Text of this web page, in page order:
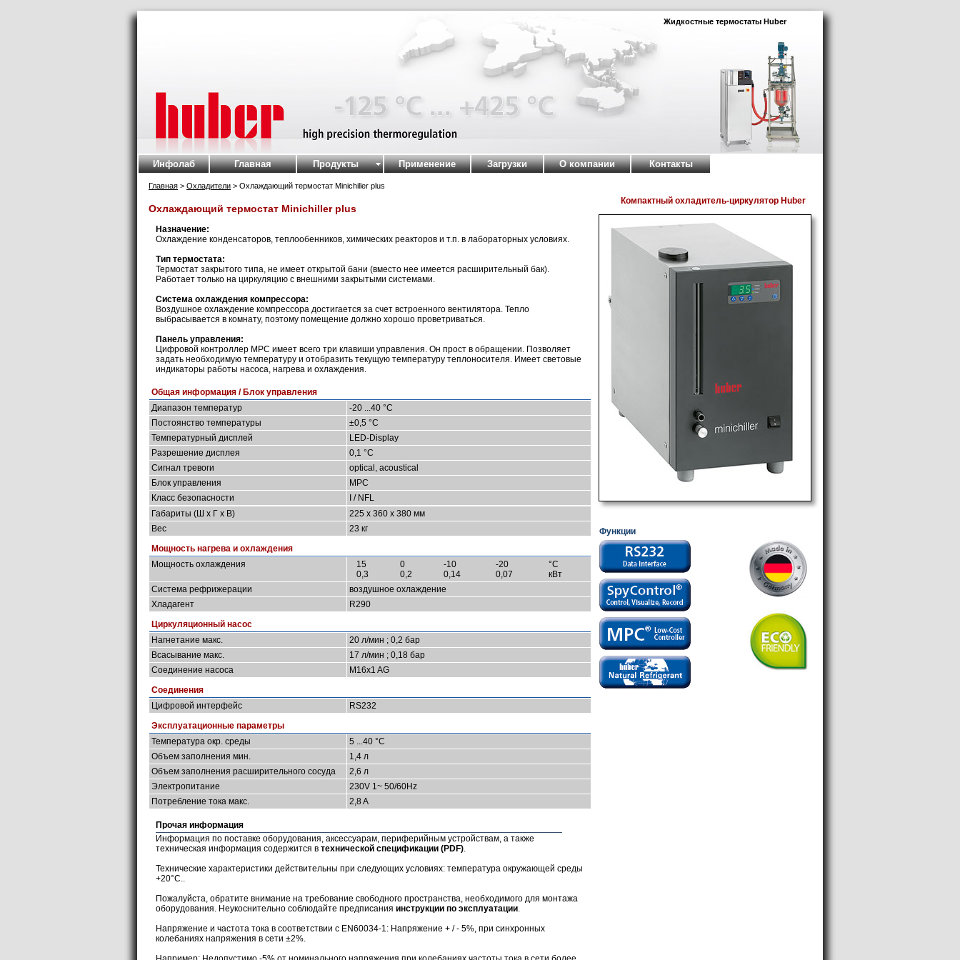
Жидкостные термостаты Huber
Инфолаб Главная Продукты Применение Загрузки О компании Контакты
Главная > Охладители > Охлаждающий термостат Minichiller plus
Охлаждающий термостат Minichiller plus
Компактный охладитель-циркулятор Huber
Назначение:
Охлаждение конденсаторов, теплообенников, химических реакторов и т.п. в лабораторных условиях.
Тип термостата:
Термостат закрытого типа, не имеет открытой бани (вместо нее имеется расширительный бак).
Работает только на циркуляцию с внешними закрытыми системами.
Система охлаждения компрессора:
Воздушное охлаждение компрессора достигается за счет встроенного вентилятора. Тепло
выбрасывается в комнату, поэтому помещение должно хорошо проветриваться.
Панель управления:
Цифровой контроллер MPC имеет всего три клавиши управления. Он прост в обращении. Позволяет
задать необходимую температуру и отобразить текущую температуру теплоносителя. Имеет световые
индикаторы работы насоса, нагрева и охлаждения.
Общая информация / Блок управления
Диапазон температур
-20 ...40 °C
Постоянство температуры
±0,5 °C
Температурный дисплей
LED-Display
Разрешение дисплея
0,1 °C
Сигнал тревоги
optical, acoustical
Блок управления
MPC
Класс безопасности
I / NFL
Габариты (Ш х Г х В)
225 x 360 x 380 мм
Вес
23 кг
Мощность нагрева и охлаждения
Мощность охлаждения
15 0 -10 -20
°C
0,3
0,2 0,14 0,07
кВт
Система рефрижерации
воздушное охлаждение
Хладагент
R290
Циркуляционный насос
Нагнетание макс.
20 л/мин ; 0,2 бар
Всасывание макс.
17 л/мин ; 0,18 бар
Соединение насоса
M16x1 AG
Соединения
Цифровой интерфейс
RS232
Эксплуатационные параметры
Температура окр. среды
5 ...40 °C
Объем заполнения мин.
1,4 л
Объем заполнения расширительного сосуда
2,6 л
Электропитание
230V 1~ 50/60Hz
Потребление тока макс.
2,8 A
Прочая информация
Информация по поставке оборудования, аксессуарам, периферийным устройствам, а также
техническая информация содержится в технической спецификации (РDF).
Технические характеристики действительны при следующих условиях: температура окружающей среды
+20°С..
Пожалуйста, обратите внимание на требование свободного пространства, необходимого для монтажа
оборудования. Неукоснительно соблюдайте предписания инструкции по эксплуатации.
Напряжение и частота тока в соответствии с EN60034-1: Напряжение + / - 5%, при синхронных
колебаниях напряжения в сети ±2%.
Функции